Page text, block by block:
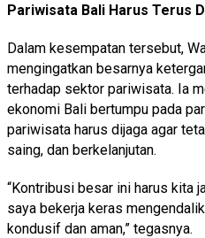
Pariwisata Bali Harus Terus
Dalam kesempatan tersebut,
mengingatkan besarnya
terhadap sektor pariwisata. Ia
ekonomi Bali bertumpu pada
pariwisata harus dijaga agar
saing, dan berkelanjutan.
“Kontribusi besar ini harus kita
saya bekerja keras
kondusif dan aman,” tegasnya.